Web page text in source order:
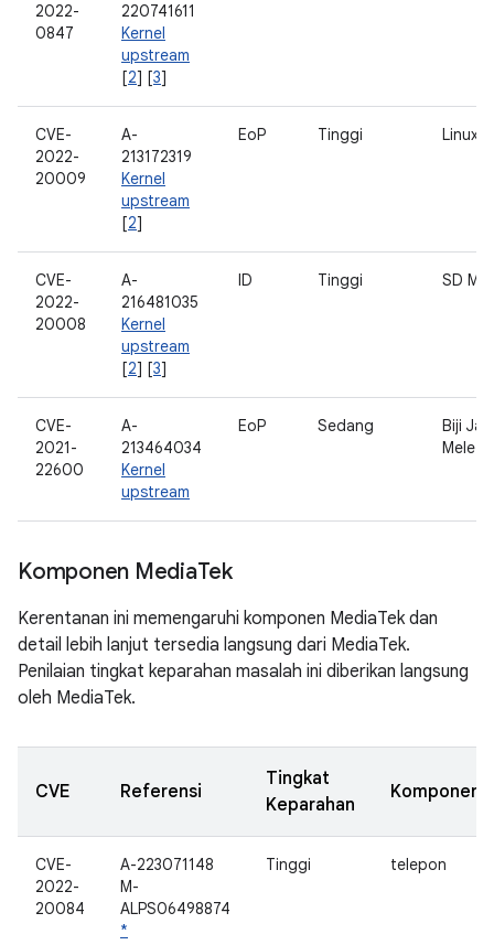
2022-
0847
220741611
Kernel
upstream
[2] [3]
CVE-
2022-
20009
A-
213172319
Kernel
upstream
[2]
EoP Tinggi Linux
CVE-
2022-
20008
A-
216481035
Kernel
upstream
[2] [3]
ID Tinggi SD
CVE-
2021-
22600
A-
213464034
Kernel
upstream
EoP Sedang
Biji
Komponen MediaTek
Kerentanan ini memengaruhi komponen MediaTek dan
detail lebih lanjut tersedia langsung dari MediaTek.
Penilaian tingkat keparahan masalah ini diberikan langsung
oleh MediaTek.
CVE Referensi
Tingkat
Keparahan
Komponen
CVE-
2022-
20084
A-223071148
M-
ALPS06498874
*
Tinggi telepon